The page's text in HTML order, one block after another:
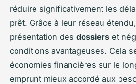
réduire significativement les
prêt. Grâce à leur réseau
présentation des dossiers et
conditions avantageuses. Cela
économies financières sur le
emprunt mieux accordé aux